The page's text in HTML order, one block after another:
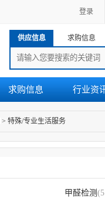
登录
供应信息 求购信息
求购信息 行业资
> 特殊/专业生活服务
甲醛检测